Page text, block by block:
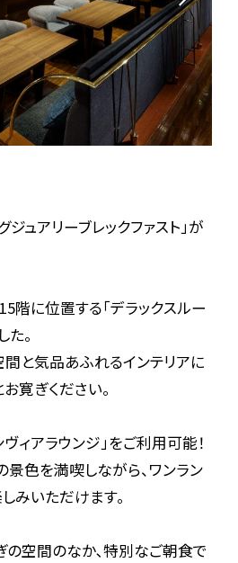
ュアリーブレックファスト」が
階に位置する「デラックスルー
。
と気品あふれるインテリアに
寛ぎください。
ィアラウンジ」をご利用可能！
色を満喫しながら、ワンラン
みいただけます。
の空間のなか､特別なご朝食で